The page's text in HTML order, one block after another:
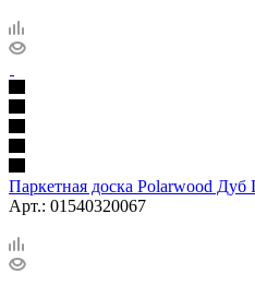
Паркетная доска Polarwood
Арт.: 01540320067